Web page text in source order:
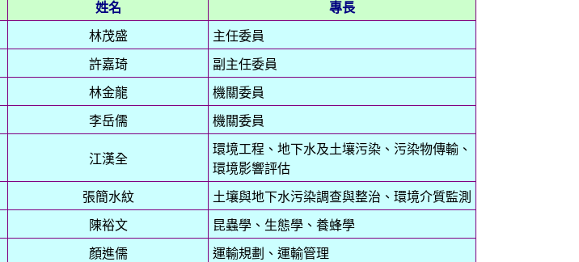
姓名 專長
林茂盛 主任委員
許嘉琦 副主任委員
林金龍 機關委員
李岳儒 機關委員
江漢全
環境工程、地下水及土壤污染、污染物傳輸、
環境影響評估
張簡水紋 土壤與地下水污染調查與整治、環境介質監測
陳裕文 昆蟲學、生態學、養蜂學
顏進儒 運輸規劃、運輸管理